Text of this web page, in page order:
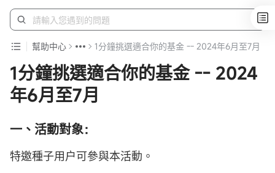
幫助中心 1分鐘挑選適合你的基金 -- 2024年6月至7月
1分鐘挑選適合你的基金 -- 2024
年6月至7月
一、活動對象：
特邀種子用户可參與本活動。